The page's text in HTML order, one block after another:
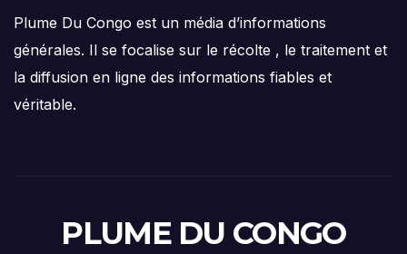
Plume Du Congo est un média d’informations
générales. Il se focalise sur le récolte , le traitement et
la diffusion en ligne des informations fiables et
véritable.
PLUME DU CONGO